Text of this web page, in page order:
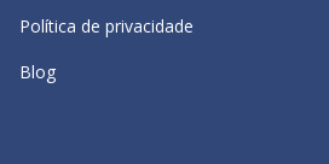
Política de privacidade
Blog